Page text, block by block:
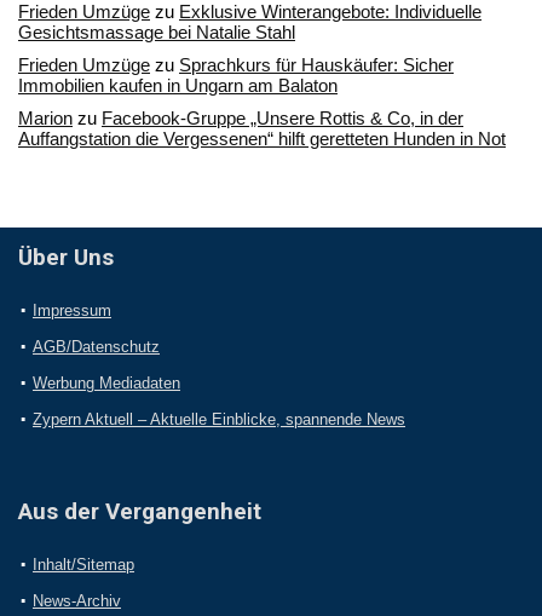
Frieden Umzüge zu Exklusive Winterangebote: Individuelle
Gesichtsmassage bei Natalie Stahl
Frieden Umzüge zu Sprachkurs für Hauskäufer: Sicher
Immobilien kaufen in Ungarn am Balaton
Marion zu Facebook-Gruppe „Unsere Rottis & Co, in der
Auffangstation die Vergessenen“ hilft geretteten Hunden in Not
Über Uns
Impressum
AGB/Datenschutz
Werbung Mediadaten
Zypern Aktuell – Aktuelle Einblicke, spannende News
Aus der Vergangenheit
Inhalt/Sitemap
News-Archiv